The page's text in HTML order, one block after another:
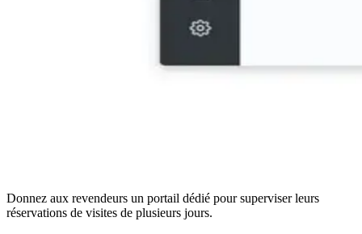
Donnez aux revendeurs un portail dédié pour superviser leurs
réservations de visites de plusieurs jours.